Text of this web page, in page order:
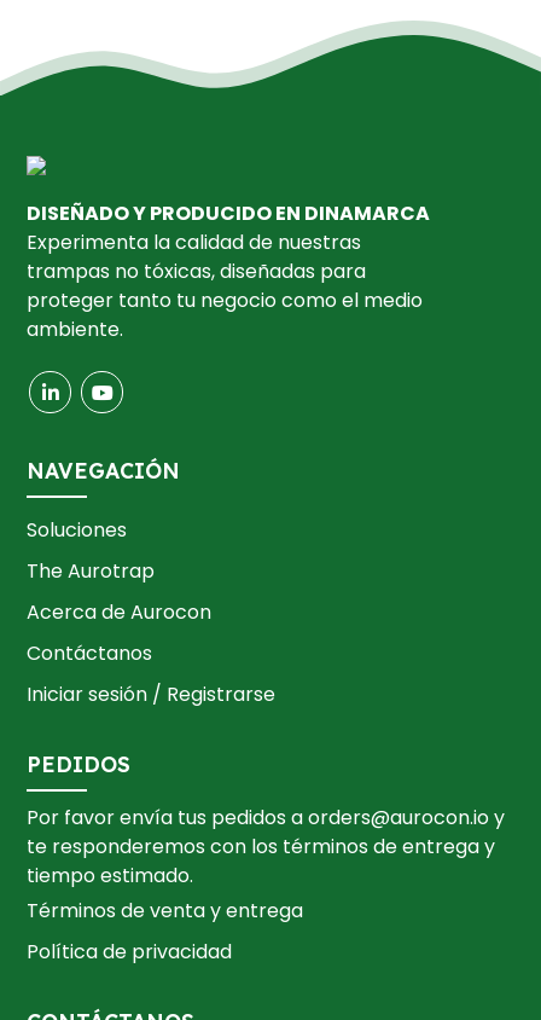
DISEÑADO Y PRODUCIDO EN DINAMARCA
Experimenta la calidad de nuestras
trampas no tóxicas, diseñadas para
proteger tanto tu negocio como el medio
ambiente.
NAVEGACIÓN
Soluciones
The Aurotrap
Acerca de Aurocon
Contáctanos
Iniciar sesión / Registrarse
PEDIDOS
Por favor envía tus pedidos aorders@aurocon.ioy
te responderemos con los términos de entrega y
tiempo estimado.
Términos de venta y entrega
Política de privacidad